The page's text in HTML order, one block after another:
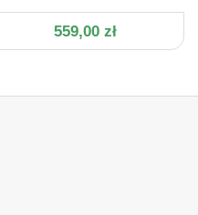
559,00 zł